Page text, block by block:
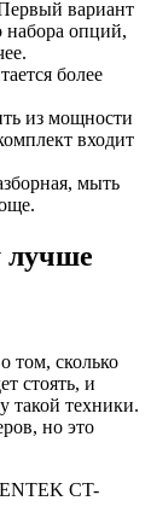
вариант
набора опций,
более
из мощности
входит
мыть
лучше
том, сколько
стоять, и
такой техники.
но это
CT-